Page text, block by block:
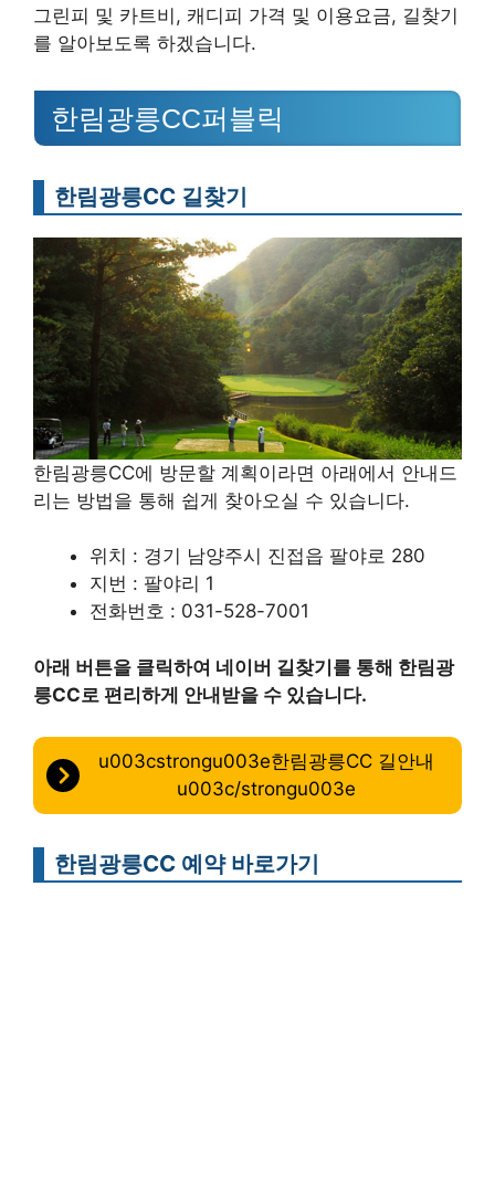
그린피 및 카트비, 캐디피 가격 및 이용요금, 길찾기
를 알아보도록 하겠습니다.
한림광릉CC퍼블릭
한림광릉CC 길찾기
한림광릉CC에 방문할 계획이라면 아래에서 안내드
리는 방법을 통해 쉽게 찾아오실 수 있습니다.
위치 : 경기 남양주시 진접읍 팔야로 280
지번 : 팔야리 1
전화번호 : 031-528-7001
아래 버튼을 클릭하여 네이버 길찾기를 통해 한림광
릉CC로 편리하게 안내받을 수 있습니다.
u003cstrongu003e한림광릉CC 길안내
u003c/strongu003e
한림광릉CC 예약 바로가기